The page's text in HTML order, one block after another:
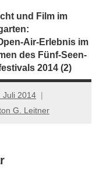
und Film im
Air-Erlebnis im
des Fünf-Seen-
2014 (2)
Juli 2014
G. Leitner